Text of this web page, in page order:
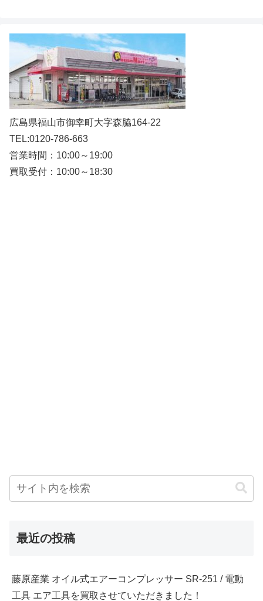
広島県福山市御幸町大字森脇164-22
TEL:0120-786-663
営業時間：10:00～19:00
買取受付：10:00～18:30
最近の投稿
藤原産業 オイル式エアーコンプレッサー SR-251 / 電動
工具 エア工具を買取させていただきました！